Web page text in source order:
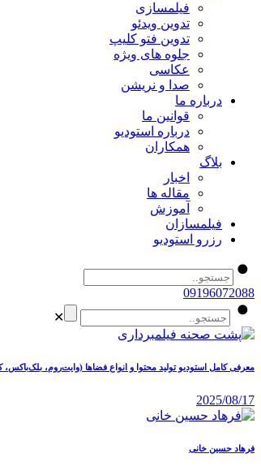
فیلمسازی
تدوین ویدئو
تدوین فتو کلیپ
جلوه های ویژه
عکاسی
صدا و نریشن
درباره ما
قوانین ما
درباره استودیو
همکاران
بلاگ
اخبار
مقاله ها
آموزش
فیلمسازان
رزرو استودیو
09196072088
✕
معرفی کامل استودیو تولید محتوا و انواع فضاها (وایت‌روم، بلک‌باکس،
2025/08/17
فرهاد حسین خانی